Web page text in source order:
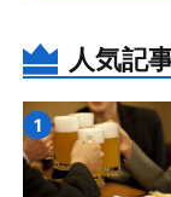
人気記